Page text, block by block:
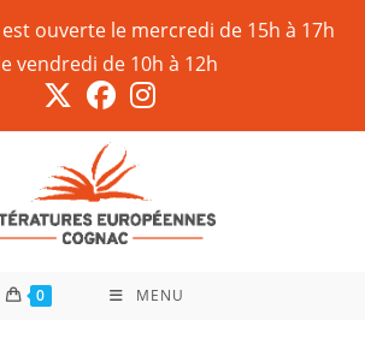
ouverte le mercredi de 15h à 17h
vendredi de 10h à 12h
0 MENU